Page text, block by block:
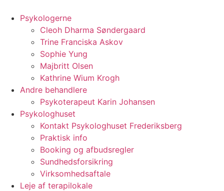
Psykologerne
Cleoh Dharma Søndergaard
Trine Franciska Askov
Sophie Yung
Majbritt Olsen
Kathrine Wium Krogh
Andre behandlere
Psykoterapeut Karin Johansen
Psykologhuset
Kontakt Psykologhuset Frederiksberg
Praktisk info
Booking og afbudsregler
Sundhedsforsikring
Virksomhedsaftale
Leje af terapilokale